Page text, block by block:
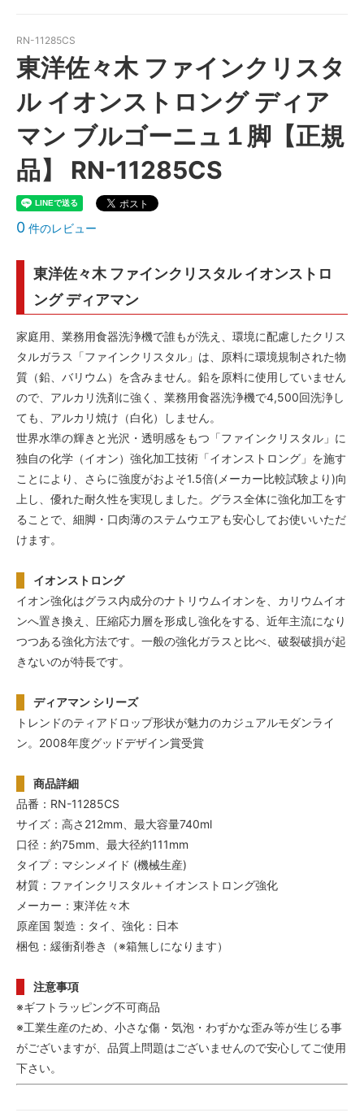
RN-11285CS
東洋佐々木 ファインクリスタ
ル イオンストロング ディア
マン ブルゴーニュ１脚【正規
品】 RN-11285CS
0 件のレビュー
東洋佐々木 ファインクリスタル イオンストロ
ング ディアマン
家庭用、業務用食器洗浄機で誰もが洗え、環境に配慮したクリス
タルガラス「ファインクリスタル」は、原料に環境規制された物
質（鉛、バリウム）を含みません。鉛を原料に使用していません
ので、アルカリ洗剤に強く、業務用食器洗浄機で4,500回洗浄し
ても、アルカリ焼け（白化）しません。
世界水準の輝きと光沢・透明感をもつ「ファインクリスタル」に
独自の化学（イオン）強化加工技術「イオンストロング」を施す
ことにより、さらに強度がおよそ1.5倍(メーカー比較試験より)向
上し、優れた耐久性を実現しました。グラス全体に強化加工をす
ることで、細脚・口肉薄のステムウエアも安心してお使いいただ
けます。
イオンストロング
イオン強化はグラス内成分のナトリウムイオンを、カリウムイオ
ンへ置き換え、圧縮応力層を形成し強化をする、近年主流になり
つつある強化方法です。一般の強化ガラスと比べ、破裂破損が起
きないのが特長です。
ディアマン シリーズ
トレンドのティアドロップ形状が魅力のカジュアルモダンライ
ン。2008年度グッドデザイン賞受賞
商品詳細
品番：RN-11285CS
サイズ：高さ212mm、最大容量740ml
口径：約75mm、最大径約111mm
タイプ：マシンメイド (機械生産)
材質：ファインクリスタル＋イオンストロング強化
メーカー：東洋佐々木
原産国 製造：タイ、強化：日本
梱包：緩衝剤巻き（※箱無しになります）
注意事項
※ギフトラッピング不可商品
※工業生産のため、小さな傷・気泡・わずかな歪み等が生じる事
がございますが、品質上問題はございませんので安心してご使用
下さい。